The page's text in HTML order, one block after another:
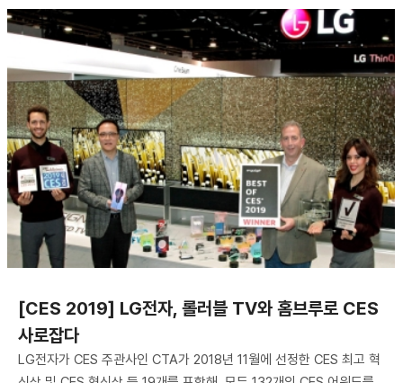
[CES 2019] LG전자, 롤러블 TV와 홈브루로 CES
사로잡다
LG전자가 CES 주관사인 CTA가 2018년 11월에 선정한 CES 최고 혁